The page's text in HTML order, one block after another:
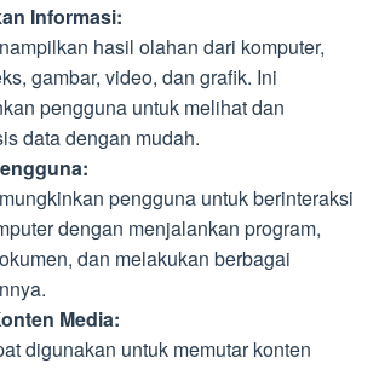
Informasi:
hasil olahan dari komputer,
gambar, video, dan grafik. Ini
pengguna untuk melihat dan
data dengan mudah.
pengguna untuk berinteraksi
dengan menjalankan program,
dan melakukan berbagai
Media:
digunakan untuk memutar konten